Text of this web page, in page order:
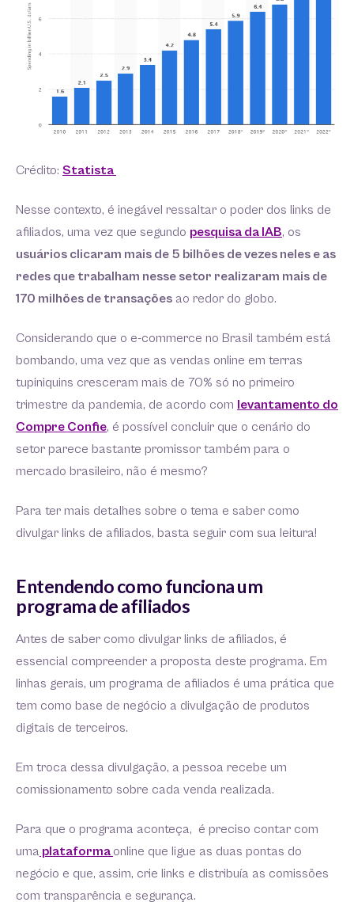
Crédito: Statista
Nesse contexto, é inegável ressaltar o poder dos links de
afiliados, uma vez que segundo pesquisa da IAB, os
usuários clicaram mais de 5 bilhões de vezes neles e as
redes que trabalham nesse setor realizaram mais de
170 milhões de transações ao redor do globo.
Considerando que o e-commerce no Brasil também está
bombando, uma vez que as vendas online em terras
tupiniquins cresceram mais de 70% só no primeiro
trimestre da pandemia, de acordo com levantamento do
Compre Confie, é possível concluir que o cenário do
setor parece bastante promissor também para o
mercado brasileiro, não é mesmo?
Para ter mais detalhes sobre o tema e saber como
divulgar links de afiliados, basta seguir com sua leitura!
Entendendo como funciona um
programa de afiliados
Antes de saber como divulgar links de afiliados, é
essencial compreender a proposta deste programa. Em
linhas gerais, um programa de afiliados é uma prática que
tem como base de negócio a divulgação de produtos
digitais de terceiros.
Em troca dessa divulgação, a pessoa recebe um
comissionamento sobre cada venda realizada.
Para que o programa aconteça, é preciso contar com
uma plataforma online que ligue as duas pontas do
negócio e que, assim, crie links e distribuía as comissões
com transparência e segurança.